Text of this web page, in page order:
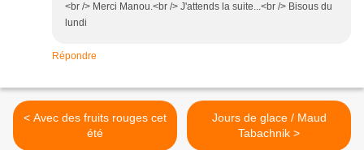
<br /> Merci Manou.<br /> J'attends la suite...<br /> Bisous du
lundi
Répondre
< Avec des fruits rouges cet
été
Jours de glace / Maud
Tabachnik >